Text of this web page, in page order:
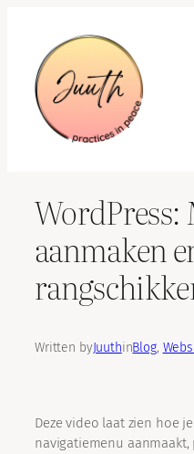
content
WordPress:
aanmaken
Written byJuuthinBlog,
Deze video laat zien hoe
navigatiemenu aanmaakt,